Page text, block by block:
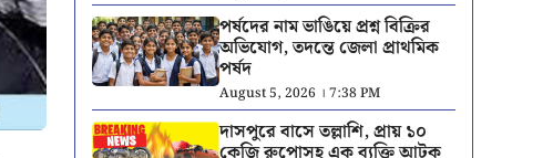
পর্ষদের নাম ভাঙিয়ে প্রশ্ন বিক্রির
অভিযোগ, তদন্তে জেলা প্রাথমিক
পর্ষদ
August 5, 2026 । 7:38 PM
দাসপুরে বাসে তল্লাশি, প্রায় ১০